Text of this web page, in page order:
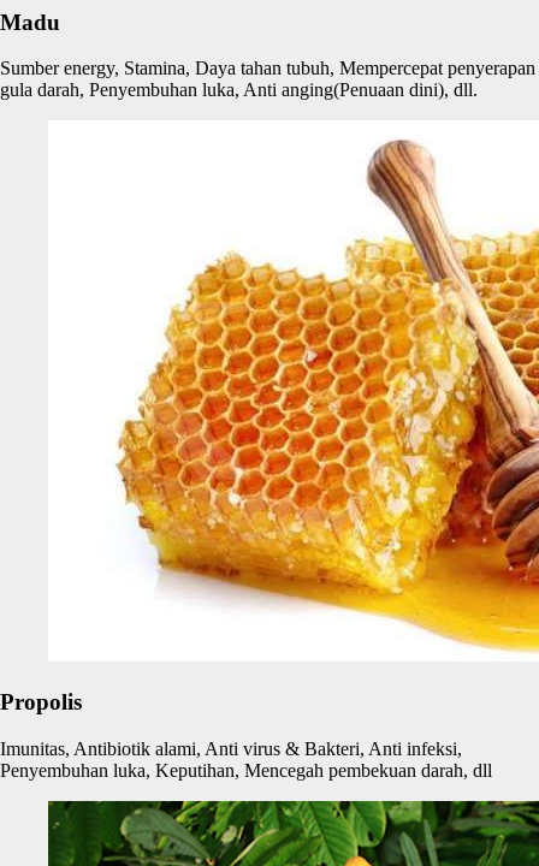
Madu
Sumber energy, Stamina, Daya tahan tubuh, Mempercepat penyerapan
gula darah, Penyembuhan luka, Anti anging(Penuaan dini), dll.
Propolis
Imunitas, Antibiotik alami, Anti virus & Bakteri, Anti infeksi,
Penyembuhan luka, Keputihan, Mencegah pembekuan darah, dll